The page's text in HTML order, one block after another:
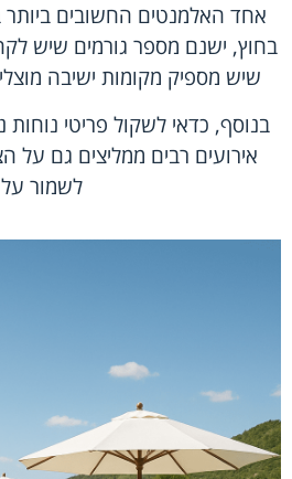
אחד האלמנטים החשובים
בחוץ, ישנם מספר גורמים שיש
שיש מספיק מקומות ישיבה
בנוסף, כדאי לשקול פריטי נוחות
אירועים רבים ממליצים גם
לשמור